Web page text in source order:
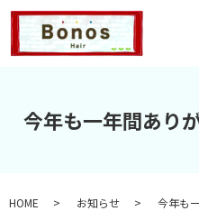
今年も一年間あり
HOME お知らせ 今年も